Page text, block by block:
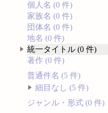
個人名 (0 件)
家族名 (0 件)
団体名 (0 件)
地名 (0 件)
統一タイトル (0 件)
著作 (0 件)
普通件名 (5 件)
細目なし (5 件)
ジャンル・形式 (0 件)